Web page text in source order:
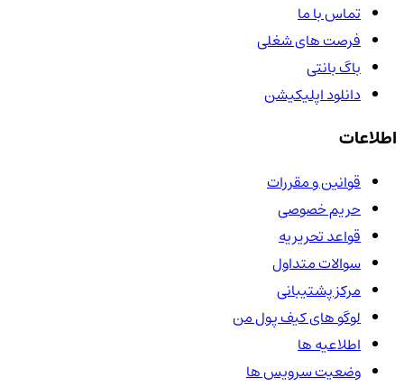
تماس با ما
فرصت های شغلی
باگ بانتی
دانلود اپلیکیشن
اطلاعات
قوانین و مقررات
حریم خصوصی
قواعد تحریریه
سوالات متداول
مرکز پشتیبانی
لوگو های کیف پول من
اطلاعیه ها
وضعیت سرویس ها